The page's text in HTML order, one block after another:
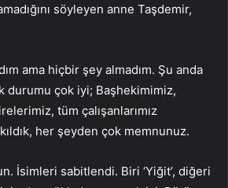
söyleyen anne Taşdemir,
ama hiçbir şey almadım. Şu anda
durumu çok iyi; Başhekimimiz,
tüm çalışanlarımız
her şeyden çok memnunuz.
İsimleri sabitlendi. Biri ‘Yiğit’, diğeri